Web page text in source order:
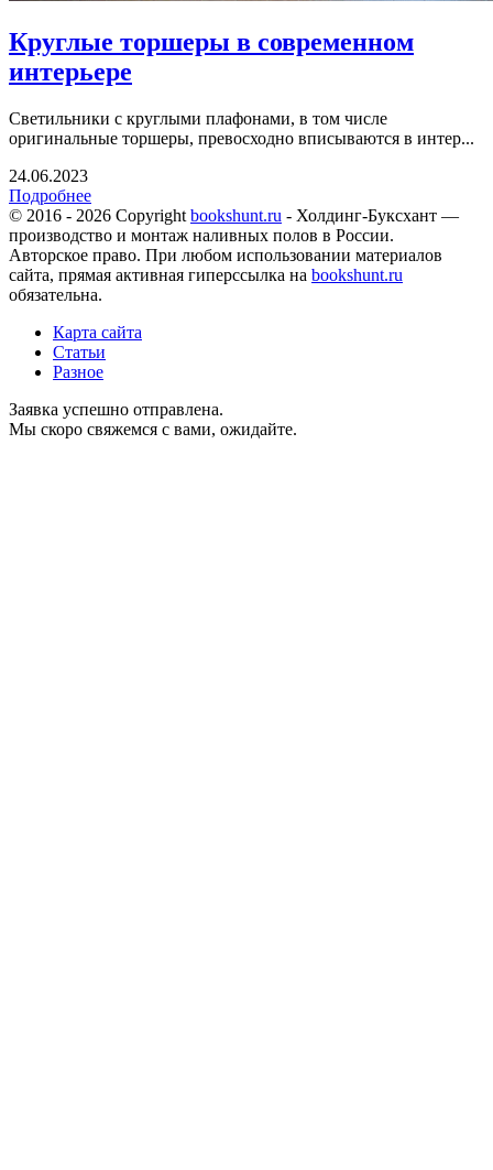
Круглые торшеры в современном
интерьере
Светильники с круглыми плафонами, в том числе
оригинальные торшеры, превосходно вписываются в интер...
24.06.2023
Подробнее
© 2016 - 2026 Copyright bookshunt.ru - Холдинг-Буксхант —
производство и монтаж наливных полов в России.
Авторское право. При любом использовании материалов
сайта, прямая активная гиперссылка на bookshunt.ru
обязательна.
Карта сайта
Статьи
Разное
Заявка успешно отправлена.
Мы скоро свяжемся с вами, ожидайте.